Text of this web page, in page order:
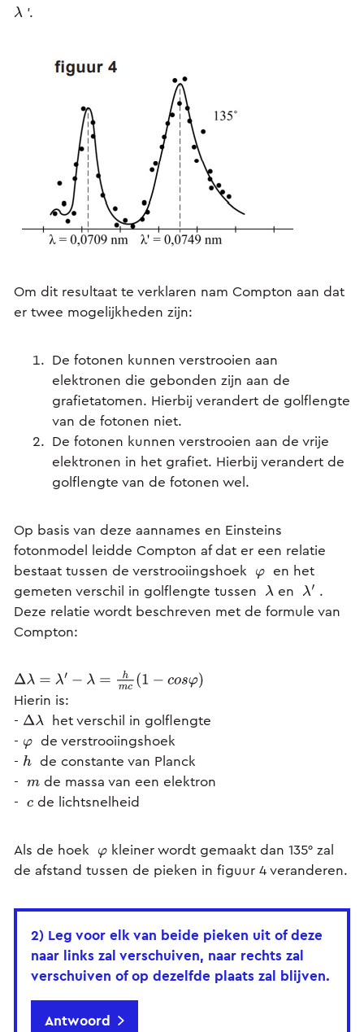
λ '.
Om dit resultaat te verklaren nam Compton aan dat
er twee mogelijkheden zijn:
De fotonen kunnen verstrooien aan
elektronen die gebonden zijn aan de
grafietatomen. Hierbij verandert de golflengte
van de fotonen niet.
De fotonen kunnen verstrooien aan de vrije
elektronen in het grafiet. Hierbij verandert de
golflengte van de fotonen wel.
Op basis van deze aannames en Einsteins
fotonmodel leidde Compton af dat er een relatie
bestaat tussen de verstrooiingshoek
φ
en het
gemeten verschil in golflengte tussen
λ en λ′
.
Deze relatie wordt beschreven met de formule van
Compton:
Δλ= λ′−λ hmc (1− cosφ )
Hierin is:
- Δλ
het verschil in golflengte
- φ
de verstrooiingshoek
- h
de constante van Planck
-
m de massa van een elektron
-
c de lichtsnelheid
Als de hoek φ kleiner wordt gemaakt dan 135° zal
de afstand tussen de pieken in figuur 4 veranderen.
2) Leg voor elk van beide pieken uit of deze
naar links zal verschuiven, naar rechts zal
verschuiven of op dezelfde plaats zal blijven.
Antwoord